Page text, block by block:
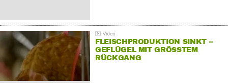
FLEISCHPRODUKTION SINKT –
GEFLÜGEL MIT GRÖSSTEM R
ÜCKGANG